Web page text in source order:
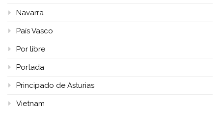
Navarra
País Vasco
Por libre
Portada
Principado de Asturias
Vietnam